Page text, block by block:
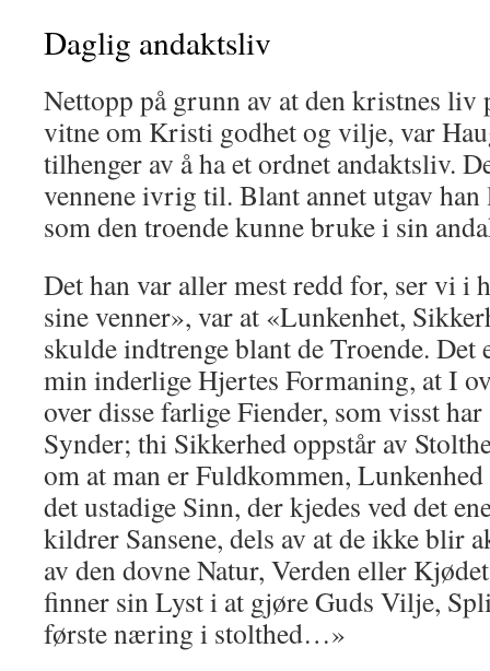
Daglig andaktsliv
Nettopp på grunn av at den kristnes liv
vitne om Kristi godhet og vilje, var
tilhenger av å ha et ordnet andaktsliv.
vennene ivrig til. Blant annet utgav han
som den troende kunne bruke i sin
Det han var aller mest redd for, ser vi i
sine venner», var at «Lunkenhet,
skulde indtrenge blant de Troende.
min inderlige Hjertes Formaning, at I
over disse farlige Fiender, som visst
Synder; thi Sikkerhed oppstår av
om at man er Fuldkom­men,
det ustadige Sinn, der kjedes ved det
kildrer Sansene, dels av at de ikke blir
av den dovne Natur, Verden eller
finner sin Lyst i at gjøre Guds Vilje,
første næring i stolthed…»